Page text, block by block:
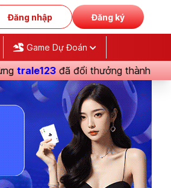
Đăng nhập Đăng ký
Game Dự Đoán
đã đổi thưởng thành công